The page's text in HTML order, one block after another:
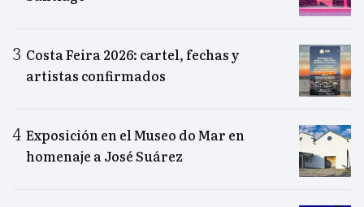
Costa Feira 2026: cartel, fechas y
artistas confirmados
Exposición en el Museo do Mar en
homenaje a José Suárez